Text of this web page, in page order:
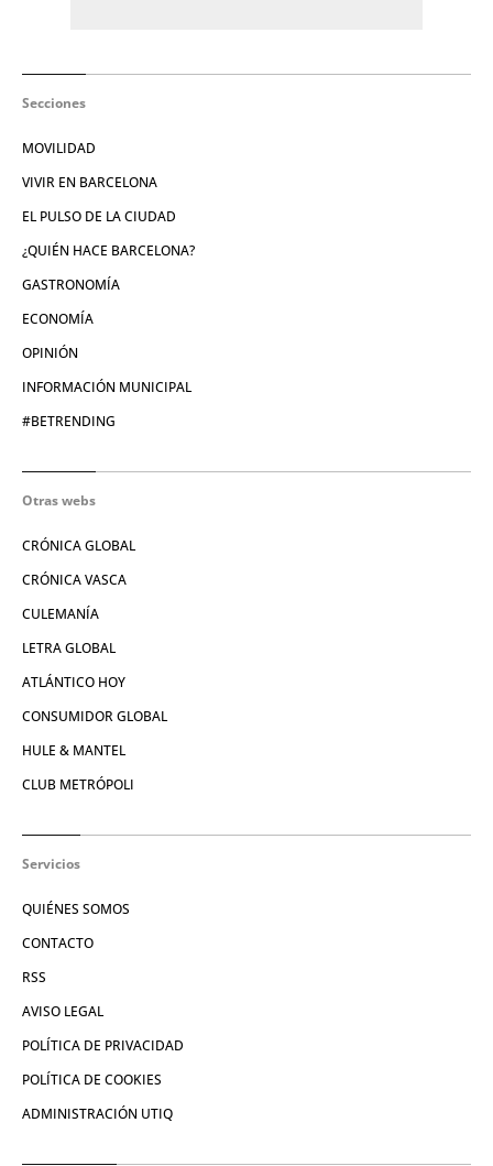
Secciones
MOVILIDAD
VIVIR EN BARCELONA
EL PULSO DE LA CIUDAD
¿QUIÉN HACE BARCELONA?
GASTRONOMÍA
ECONOMÍA
OPINIÓN
INFORMACIÓN MUNICIPAL
#BETRENDING
Otras webs
CRÓNICA GLOBAL
CRÓNICA VASCA
CULEMANÍA
LETRA GLOBAL
ATLÁNTICO HOY
CONSUMIDOR GLOBAL
HULE & MANTEL
CLUB METRÓPOLI
Servicios
QUIÉNES SOMOS
CONTACTO
RSS
AVISO LEGAL
POLÍTICA DE PRIVACIDAD
POLÍTICA DE COOKIES
ADMINISTRACIÓN UTIQ